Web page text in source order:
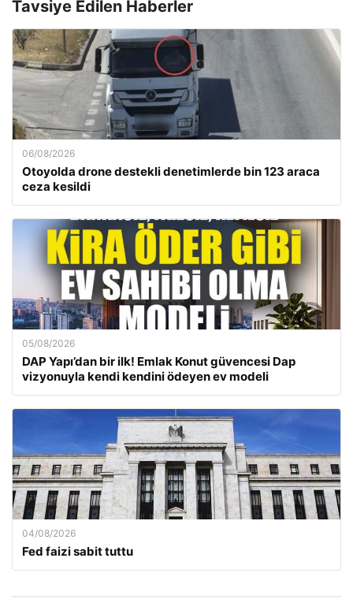
Tavsiye Edilen Haberler
06/08/2026
Otoyolda drone destekli denetimlerde bin 123 araca
ceza kesildi
05/08/2026
DAP Yapı’dan bir ilk! Emlak Konut güvencesi Dap
vizyonuyla kendi kendini ödeyen ev modeli
04/08/2026
Fed faizi sabit tuttu